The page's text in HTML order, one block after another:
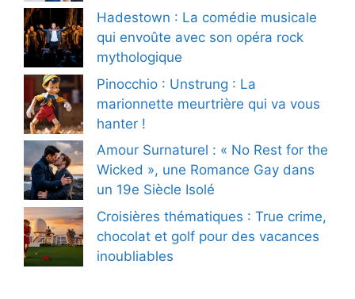
Hadestown : La comédie musicale
qui envoûte avec son opéra rock
mythologique
Pinocchio : Unstrung : La
marionnette meurtrière qui va vous
hanter !
Amour Surnaturel : « No Rest for the
Wicked », une Romance Gay dans
un 19e Siècle Isolé
Croisières thématiques : True crime,
chocolat et golf pour des vacances
inoubliables